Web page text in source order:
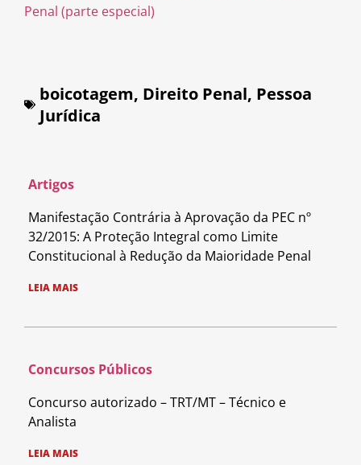
Penal (parte especial)
boicotagem, Direito Penal, Pessoa
Jurídica
Artigos
Manifestação Contrária à Aprovação da PEC nº
32/2015: A Proteção Integral como Limite
Constitucional à Redução da Maioridade Penal
LEIA MAIS
Concursos Públicos
Concurso autorizado – TRT/MT – Técnico e
Analista
LEIA MAIS